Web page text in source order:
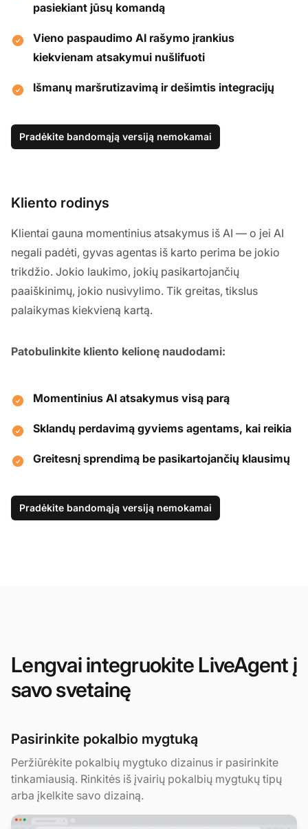
pasiekiant jūsų komandą
Vieno paspaudimo AI rašymo įrankius
kiekvienam atsakymui nušlifuoti
Išmanų maršrutizavimą ir dešimtis integracijų
Pradėkite bandomąją versiją nemokamai
Kliento rodinys
Klientai gauna momentinius atsakymus iš AI — o jei AI
negali padėti, gyvas agentas iš karto perima be jokio
trikdžio. Jokio laukimo, jokių pasikartojančių
paaiškinimų, jokio nusivylimo. Tik greitas, tikslus
palaikymas kiekvieną kartą.
Patobulinkite kliento kelionę naudodami:
Momentinius AI atsakymus visą parą
Sklandų perdavimą gyviems agentams, kai reikia
Greitesnį sprendimą be pasikartojančių klausimų
Pradėkite bandomąją versiją nemokamai
Lengvai integruokite LiveAgent į
savo svetainę
Pasirinkite pokalbio mygtuką
Peržiūrėkite pokalbių mygtuko dizainus ir pasirinkite
tinkamiausią. Rinkitės iš įvairių pokalbių mygtukų tipų
arba įkelkite savo dizainą.